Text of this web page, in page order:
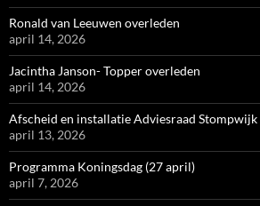
Ronald van Leeuwen overleden
april 14, 2026
Jacintha Janson- Topper overleden
april 14, 2026
Afscheid en installatie Adviesraad Stompwijk
april 13, 2026
Programma Koningsdag (27 april)
april 7, 2026